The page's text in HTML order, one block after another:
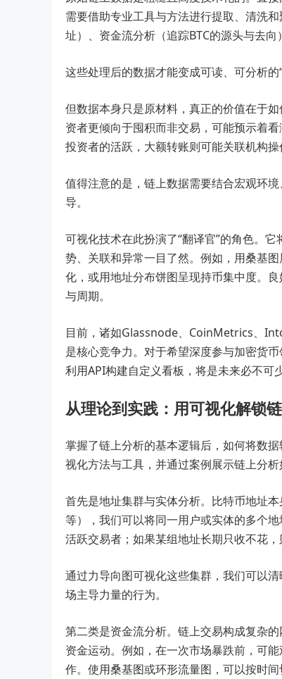
需要借助专业工具与方法进行提取、清洗
址）、资金流分析（追踪BTC的源头与去
这些处理后的数据才能变成可读、可分析的“
但数据本身只是原材料，真正的价值在于
资者更倾向于囤积而非交易，可能预示着
投资者的活跃，大额转账则可能关联机构操
值得注意的是，链上数据需要结合宏观环
导。
可视化技术在此扮演了“翻译官”的角色。
势、关联和异常一目了然。例如，用桑基
化，或用地址分布饼图呈现持币集中度。
与周期。
目前，诸如Glassnode、CoinMetrics、
是核心竞争力。对于希望深度参与加密货
利用API构建自定义看板，将是未来必不可
从理论到实践：用可视化解锁
掌握了链上分析的基本逻辑后，如何将数
视化方法与工具，并通过案例展示链上分析
首先是地址集群与实体分析。比特币地址
等），我们可以将同一用户或实体的多个
活跃交易者；如果某组地址长期只收不花，
通过力导向图可视化这些集群，我们可以
场主导力量的行为。
第二类是资金流分析。链上交易构成复杂
资金运动。例如，在一次市场暴跌前，可
作。使用桑基图或环形流量图，可以按时